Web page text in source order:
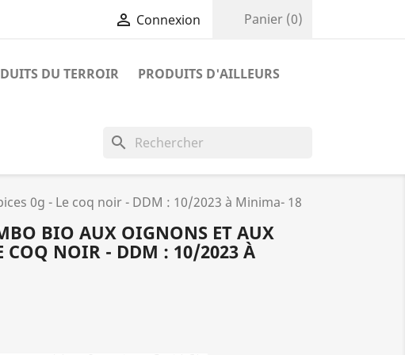
 Connexion Panier (0)
DU TERROIR PRODUITS D'AILLEURS
search
0g - Le coq noir - DDM : 10/2023 à Minima- 18
BIO AUX OIGNONS ET AUX
COQ NOIR - DDM : 10/2023 À